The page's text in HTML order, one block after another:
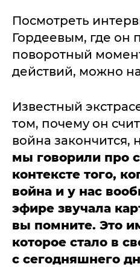
Посмотреть
Гордеевым, где он
поворотный
действий, можно
Известный
том, почему он
война закончится,
мы говорили про
контексте того,
война и у нас
эфире звучала
вы помните. Это
которое стало в
с сегодняшнего